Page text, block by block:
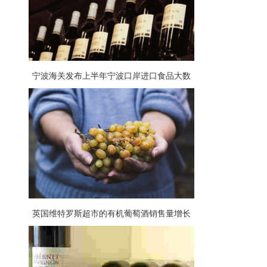
宁波海关发布上半年宁波口岸进口食品大数
据，葡萄酒占比大
英国维特罗斯超市的有机葡萄酒销售量增长
57%